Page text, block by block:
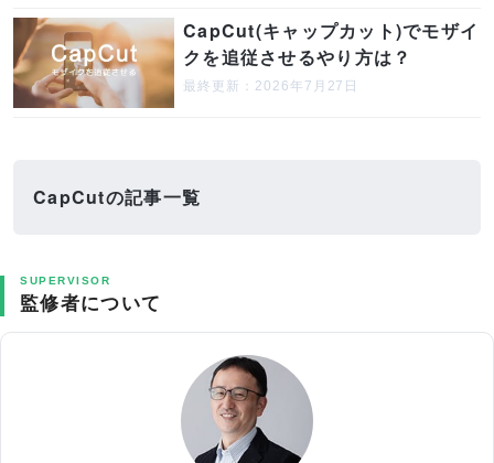
CapCut(キャップカット)でモザイ
クを追従させるやり方は？
最終更新：2026年7月27日
CapCutの記事一覧
SUPERVISOR
監修者について